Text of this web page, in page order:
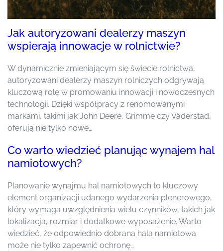
Jak autoryzowani dealerzy maszyn
wspierają innowacje w rolnictwie?
W dynamicznie zmieniającym się świecie rolnictwa,
autoryzowani dealerzy maszyn rolniczych odgrywają
kluczową rolę w promowaniu innowacji i nowoczesnych
technologii. Dzięki współpracy z renomowanymi
markami, takimi jak John Deere, Grimme czy Väderstad,
oferują nie tylko nowe…
Co warto wiedzieć planując wynajem hal
namiotowych?
Planowanie wynajmu hal namiotowych to kluczowy
element organizacji udanego wydarzenia plenerowego,
który wymaga uwzględnienia wielu czynników, takich jak
lokalizacja, rozmiar i dodatkowe wyposażenie. Warto
wiedzieć, że odpowiednio dobrana hala namiotowa
może nie tylko zapewnić ochronę…